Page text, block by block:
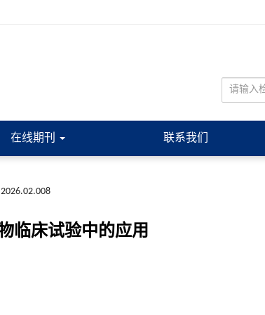
在线期刊 联系我们
临床试验中的应用